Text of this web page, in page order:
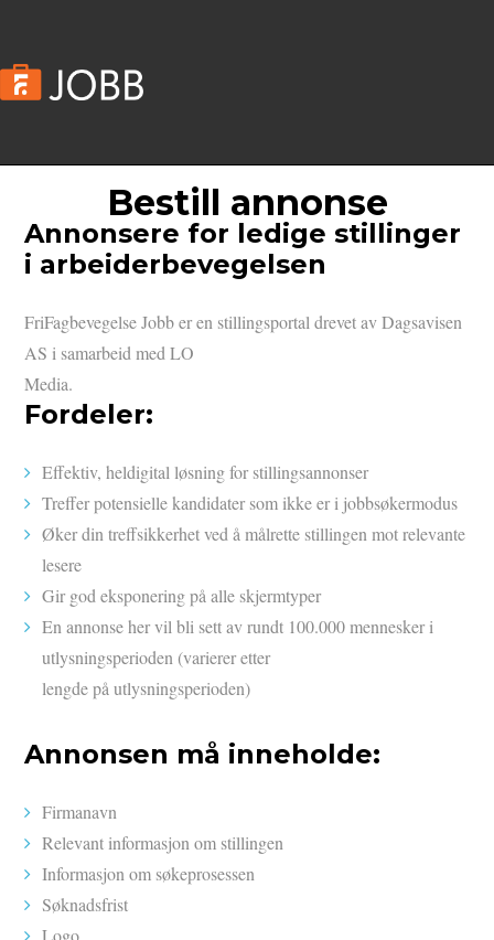
Bestill annonse
Annonsere for ledige stillinger
i arbeiderbevegelsen
FriFagbevegelse Jobb er en stillingsportal drevet av Dagsavisen
AS i samarbeid med LO
Media.
Fordeler:
Effektiv, heldigital løsning for stillingsannonser
Treffer potensielle kandidater som ikke er i jobbsøkermodus
Øker din treffsikkerhet ved å målrette stillingen mot relevante
lesere
Gir god eksponering på alle skjermtyper
En annonse her vil bli sett av rundt 100.000 mennesker i
utlysningsperioden (varierer etter
lengde på utlysningsperioden)
Annonsen må inneholde:
Firmanavn
Relevant informasjon om stillingen
Informasjon om søkeprosessen
Søknadsfrist
Logo